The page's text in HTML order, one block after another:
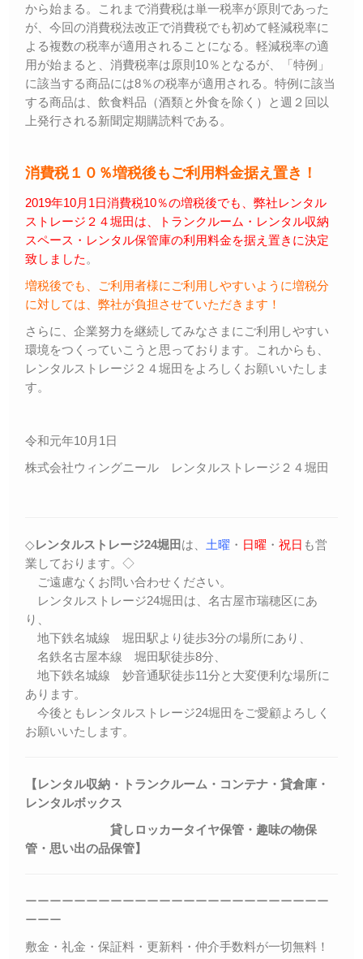
から始まる。これまで消費税は単一税率が原則であった
が、今回の消費税法改正で消費税でも初めて軽減税率に
よる複数の税率が適用されることになる。軽減税率の適
用が始まると、消費税率は原則10％となるが、「特例」
に該当する商品には8％の税率が適用される。特例に該当
する商品は、飲食料品（酒類と外食を除く）と週２回以
上発行される新聞定期購読料である。
消費税１０％増税後もご利用料金据え置き！
2019年10月1日消費税10％の増税後でも、弊社レンタル
ストレージ２４堀田は、トランクルーム・レンタル収納
スペース・レンタル保管庫の利用料金を据え置きに決定
致しました 。
増税後でも、ご利用者様にご利用しやすいように増税分
に対しては、弊社が負担させていただきます！
さらに、企業努力を継続してみなさまにご利用しやすい
環境をつくっていこうと思っております。これからも、
レンタルストレージ２４堀田をよろしくお願いいたしま
す。
令和元年10月1日
株式会社ウィングニール レンタルストレージ２４堀田
◇レンタルストレージ24堀田 は、 土曜 ・ 日曜 ・ 祝日 も営
業しております。◇
ご遠慮なくお問い合わせください。
レンタルストレージ24堀田は、名古屋市瑞穂区にあ
り、
地下鉄名城線 堀田駅より徒歩3分の場所にあり、
名鉄名古屋本線 堀田駅徒歩8分、
地下鉄名城線 妙音通駅徒歩11分と大変便利な場所に
あります。
今後ともレンタルストレージ24堀田をご愛顧よろしく
お願いいたします。
【レンタル収納・トランクルーム・コンテナ・貸倉庫・
レンタルボックス
貸しロッカータイヤ保管・趣味の物保
管・思い出の品保管】
ーーーーーーーーーーーーーーーーーーーーーーーーー
ーーー
敷金・礼金・保証料・更新料・仲介手数料が一切無料！